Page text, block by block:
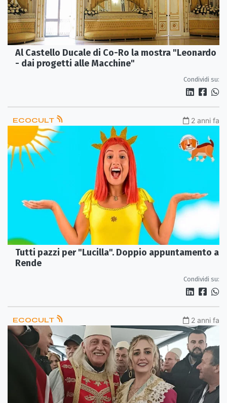
Al Castello Ducale di Co-Ro la mostra "Leonardo
- dai progetti alle Macchine"
Condividi su:
ECOCULT 2 anni fa
Tutti pazzi per "Lucilla". Doppio appuntamento a
Rende
Condividi su:
ECOCULT 2 anni fa